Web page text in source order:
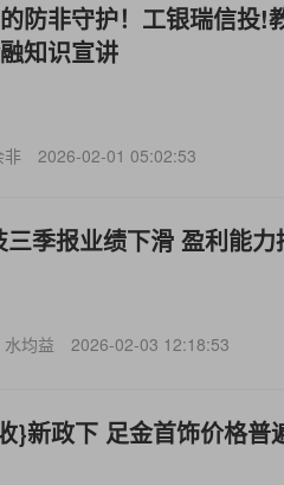
防非守护！工银瑞信投!
知识宣讲
非 2026-02-01 05:02:53
季报业绩下滑 盈利能力
水均益 2026-02-03 12:18:53
}新政下 足金首饰价格普